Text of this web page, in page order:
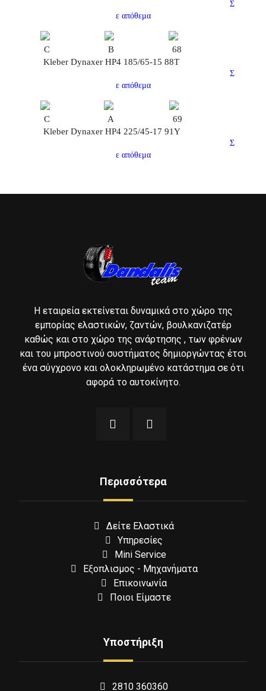
Σ
ε απόθεμα
C B
68
Kleber Dynaxer HP4 185/65-15 88T
Σ
ε απόθεμα
C A
69
Kleber Dynaxer HP4 225/45-17 91Y
Σ
ε απόθεμα
Η εταιρεία εκτείνεται δυναμικά στο χώρο της
εμπορίας ελαστικών, ζαντών, βουλκανιζατέρ
καθώς και στο χώρο της ανάρτησης , των φρένων
και του μπροστινού συστήματος δημιοργώντας έτσι
ένα σύγχρονο και ολοκληρωμένο κατάστημα σε ότι
αφορά το αυτοκίνητο.
Περισσότερα
Δείτε Ελαστικά
Υπηρεσίες
Mini Service
Εξοπλισμος - Μηχανήματα
Επικοινωνία
Ποιοι Είμαστε
Υποστήριξη
2810 360360